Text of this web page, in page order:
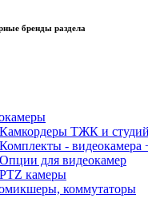
бренды раздела
Камкордеры ТЖК и
Комплекты - видеокамера
Опции для видеокамер
PTZ камеры
коммутаторы